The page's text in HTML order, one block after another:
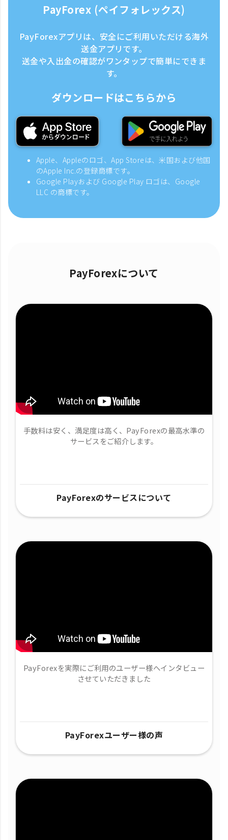
PayForex (ペイフォレックス)
PayForexアプリは、安全にご利用いただける海外
送金アプリです。
送金や入出金の確認がワンタップで簡単にできま
す。
ダウンロードはこちらから
Apple、Appleのロゴ、App Storeは、米国および他国
のApple Inc.の登録商標です。
Google Playおよび Google Play ロゴは、Google
LLC の商標です。
PayForexについて
手数料は安く、満足度は高く、PayForexの最高水準の
サービスをご紹介します。
PayForexのサービスについて
PayForexを実際にご利用のユーザー様へインタビュー
させていただきました
PayForexユーザー様の声​